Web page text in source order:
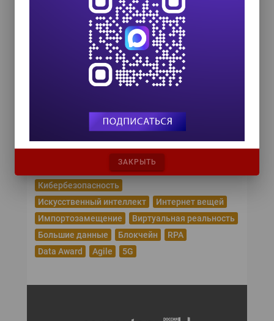
8 октября 2026
COMPENSATION & BENEFITS FORUM
RUSSIA 2026
15 октября 2026
Популярные теги
Эпидемия коронавируса
Робототехника
Облачные сервисы
Кибербезопасность
Искусственный интеллект
Интернет вещей
Импортозамещение
Виртуальная реальность
Большие данные
Блокчейн
RPA
Data Award
Agile 5G
ЗАКРЫТЬ